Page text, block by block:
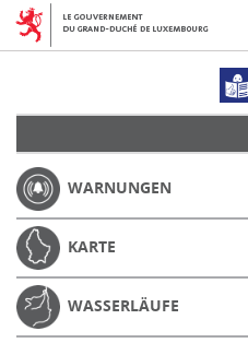
WARNUNGEN
KARTE
WASSERLÄUFE